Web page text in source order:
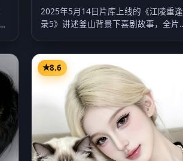
2025年5月14日片库上线的《江陵重逢
录5》讲述釜山背景下喜剧故事，全片
8.6